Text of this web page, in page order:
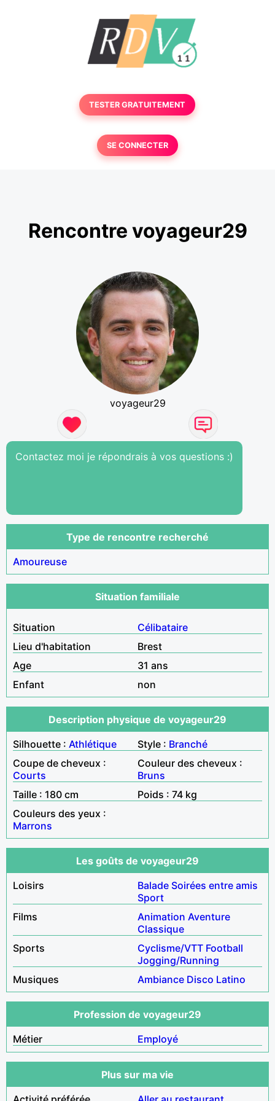
TESTER GRATUITEMENT
SE CONNECTER
Rencontre voyageur29
voyageur29
Contactez moi je répondrais à vos questions :)
Type de rencontre recherché
Amoureuse
Situation familiale
Situation
Célibataire
Lieu d'habitation
Brest
Age
31 ans
Enfant
non
Description physique de voyageur29
Silhouette : Athlétique Style : Branché
Coupe de cheveux :
Courts
Couleur des cheveux :
Bruns
Taille : 180 cm
Poids : 74 kg
Couleurs des yeux :
Marrons
Les goûts de voyageur29
Loisirs
Balade Soirées entre amis
Sport
Films
Animation Aventure
Classique
Sports
Cyclisme/VTT Football
Jogging/Running
Musiques
Ambiance Disco Latino
Profession de voyageur29
Métier
Employé
Plus sur ma vie